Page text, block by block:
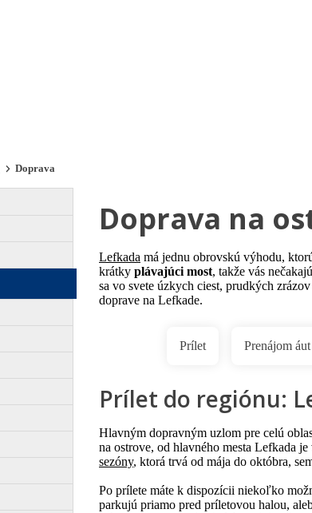
Doprava
Doprava na
Lefkada má jednu obrovskú výhodu,
krátky plávajúci most, takže vás nečakajú
sa vo svete úzkych ciest, prudkých
doprave na Lefkade.
Prílet Prenájom
Prílet do regiónu:
Hlavným dopravným uzlom pre celú
na ostrove, od hlavného mesta Lefkada
sezóny, ktorá trvá od mája do októbra,
Po prílete máte k dispozícii niekoľko
parkujú priamo pred príletovou halou,